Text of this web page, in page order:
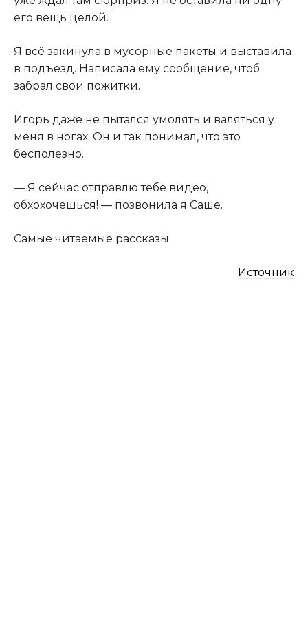
его вещь целой.
Я всё закинула в мусорные пакеты и выставила
в подъезд. Написала ему сообщение, чтоб
забрал свои пожитки.
Игорь даже не пытался умолять и валяться у
меня в ногах. Он и так понимал, что это
бесполезно.
— Я сейчас отправлю тебе видео,
обхохочешься! — позвонила я Саше.
Самые читаемые рассказы:
Источник